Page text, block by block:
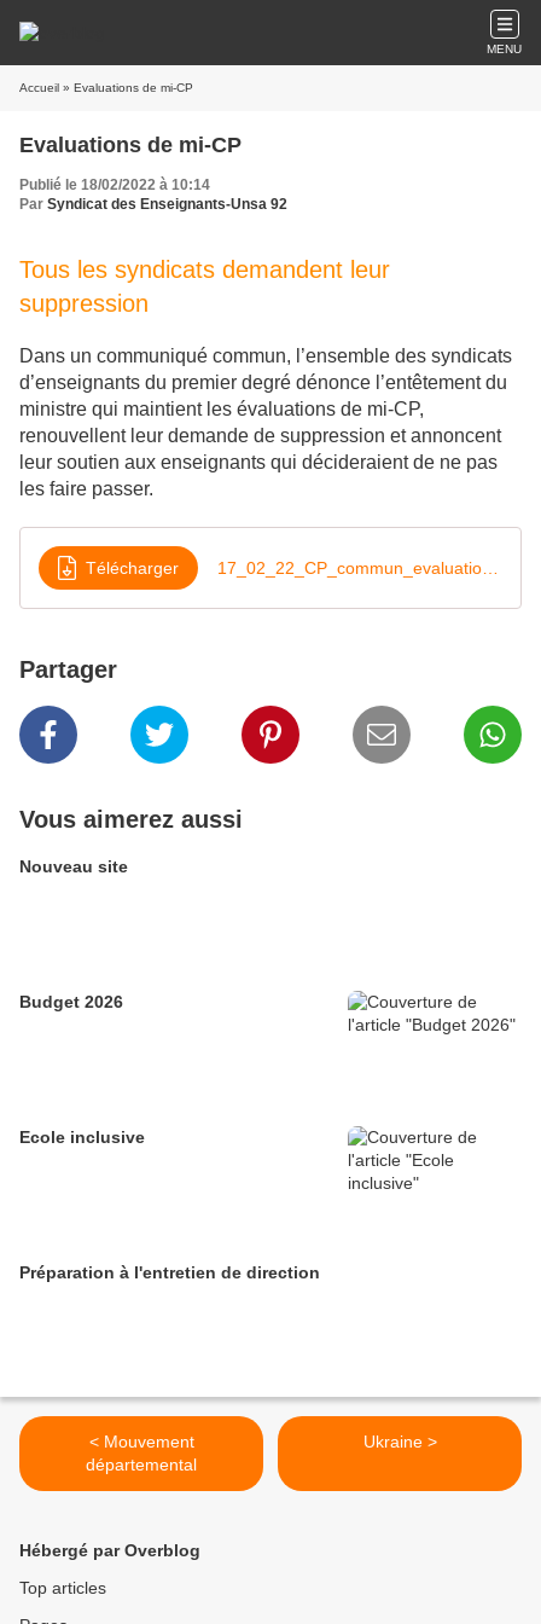
MENU
Accueil » Evaluations de mi-CP
Evaluations de mi-CP
Publié le 18/02/2022 à 10:14
Par Syndicat des Enseignants-Unsa 92
Tous les syndicats demandent leur
suppression
Dans un communiqué commun, l’ensemble des syndicats
d’enseignants du premier degré dénonce l’entêtement du
ministre qui maintient les évaluations de mi-CP,
renouvellent leur demande de suppression et annoncent
leur soutien aux enseignants qui décideraient de ne pas
les faire passer.
Télécharger
Partager
Vous aimerez aussi
Nouveau site
Budget 2026
Ecole inclusive
Préparation à l'entretien de direction
< Mouvement
départemental
Ukraine >
Hébergé par Overblog
Top articles